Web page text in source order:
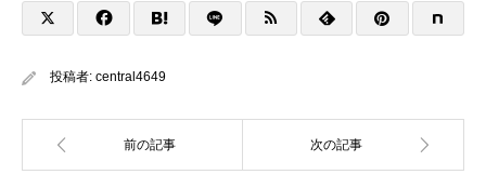
投稿者: central4649